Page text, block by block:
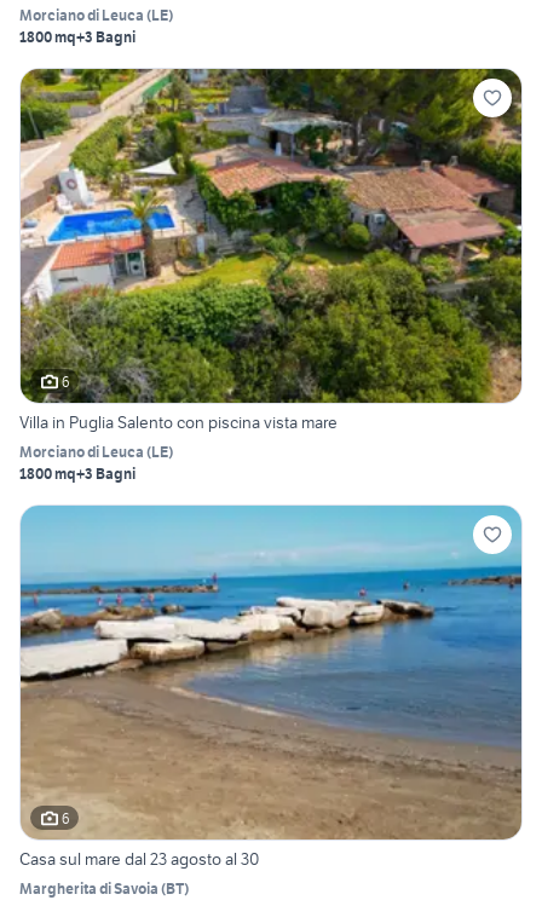
Morciano di Leuca (LE)
1800 mq+3 Bagni
6
Villa in Puglia Salento con piscina vista mare
Morciano di Leuca (LE)
1800 mq+3 Bagni
6
Casa sul mare dal 23 agosto al 30
Margherita di Savoia (BT)